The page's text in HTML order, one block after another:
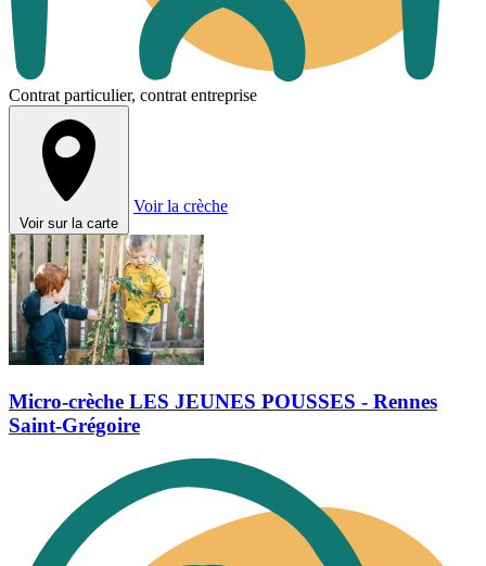
Contrat particulier, contrat entreprise
Voir sur la carte
Voir la crèche
Micro-crèche LES JEUNES POUSSES - Rennes
Saint-Grégoire